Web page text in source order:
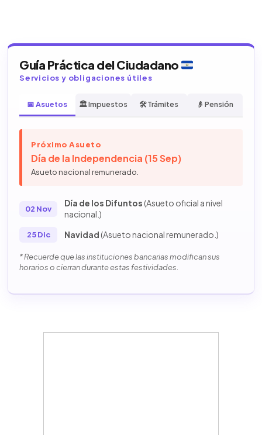
Guía Práctica del Ciudadano
Servicios y obligaciones útiles
📅 Asuetos 🏛️ Impuestos 🛠️ Trámites 👴 Pensión
Próximo Asueto
Día de la Independencia (15 Sep)
Asueto nacional remunerado.
02 Nov
Día de los Difuntos(Asueto oficial a nivel
nacional.)
25 Dic Navidad(Asueto nacional remunerado.)
* Recuerde que las instituciones bancarias modifican sus
horarios o cierran durante estas festividades.